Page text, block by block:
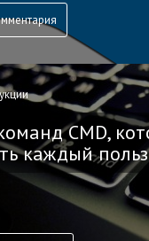
CMD,
каждый